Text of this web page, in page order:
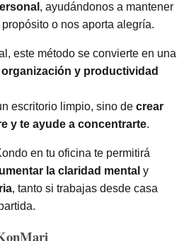
, ayudándonos a mantener
o nos aporta alegría.
este método se convierte en una
organización y productividad
escritorio limpio, sino de crear
y te ayude a concentrarte.
en tu oficina te permitirá
la claridad mental y
, tanto si trabajas desde casa